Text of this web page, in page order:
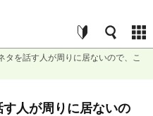
タを話す人が周りに居ないので、こ
人が周りに居ないの